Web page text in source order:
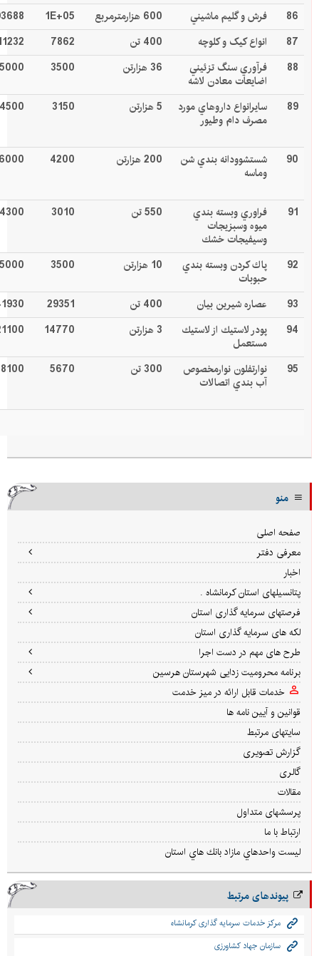
86 فرش و گليم ماشيني 600 هزارمترمربع 1E+05
87
انواع کيک و کلوچه 400 تن 7862
88
فرآوري سنگ تزئيني
اضايعات معادن لاشه
36 هزارتن 3500
5000
89 سايرانواع داروهاي مورد
مصرف دام وطيور
5 هزارتن 3150
4500
90 شستشوودانه بندي شن
وماسه
200 هزارتن 4200
91 فراوري وبسته بندي
ميوه وسبزيجات
وسيفيجات خشك
550 تن 3010
4300
92 پاك كردن وبسته بندي
حبوبات
10 هزارتن 3500
5000
93 عصاره شيرين بيان 400 تن 29351
94
پودر لاستيك از لاستيك
مستعمل
3 هزارتن 14770
95 نوارتفلون نوارمخصوص
آب بندي اتصالات
300 تن 5670
8100
منو
صفحه اصلی
معرفی دفتر
اخبار
پتانسیلهای استان کرمانشاه .
فرصتهای سرمایه گذاری استان
لکه های سرمایه گذاری استان
طرح های مهم در دست اجرا
برنامه محرومیت زدایی شهرستان هرسین
خدمات قابل ارائه در میز خدمت
قوانین و آیین نامه ها
سایتهای مرتبط
گزارش تصویری
گالری
مقالات
پرسشهای متداول
ارتباط با ما
ليست واحدهاي مازاد بانك هاي استان
پیوندهای مرتبط
مرکز خدمات سرمایه گذاری کرمانشاه
سازمان جهاد کشاورزی